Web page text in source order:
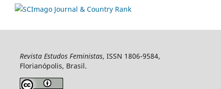
Revista Estudos Feministas, ISSN 1806-9584,
Florianópolis, Brasil.